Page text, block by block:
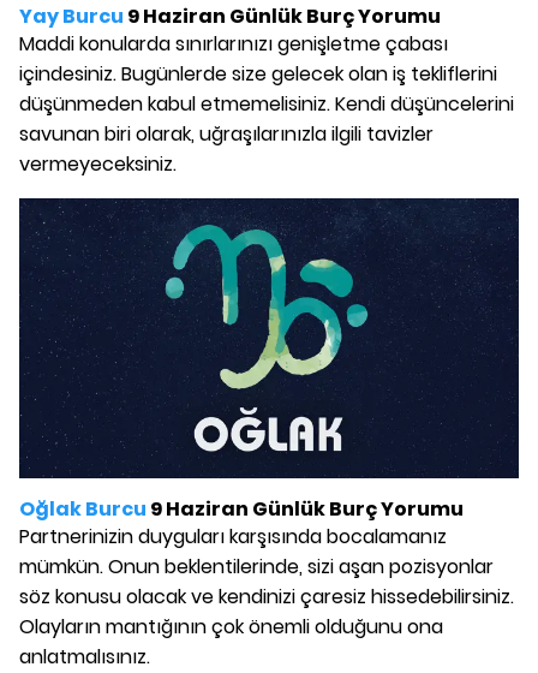
Yay Burcu 9 Haziran Günlük Burç Yorumu
Maddi konularda sınırlarınızı genişletme çabası
içindesiniz. Bugünlerde size gelecek olan iş tekliflerini
düşünmeden kabul etmemelisiniz. Kendi düşüncelerini
savunan biri olarak, uğraşılarınızla ilgili tavizler
vermeyeceksiniz.
Oğlak Burcu 9 Haziran Günlük Burç Yorumu
Partnerinizin duyguları karşısında bocalamanız
mümkün. Onun beklentilerinde, sizi aşan pozisyonlar
söz konusu olacak ve kendinizi çaresiz hissedebilirsiniz.
Olayların mantığının çok önemli olduğunu ona
anlatmalısınız.